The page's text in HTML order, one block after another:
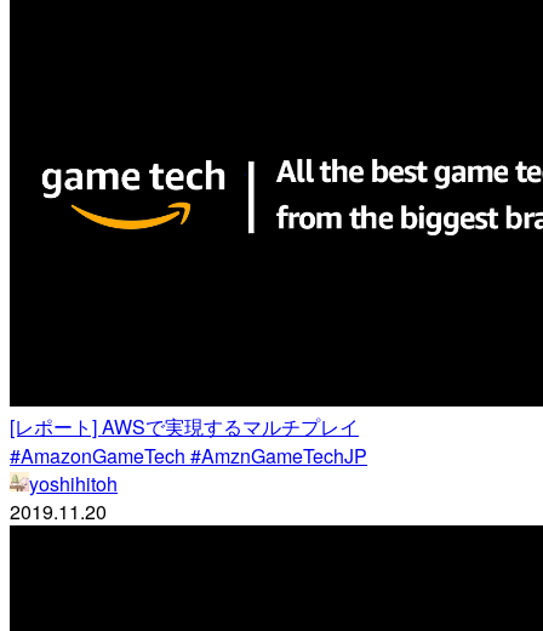
[レポート] AWSで実現するマルチプレイ
#AmazonGameTech #AmznGameTechJP
yoshihitoh
2019.11.20